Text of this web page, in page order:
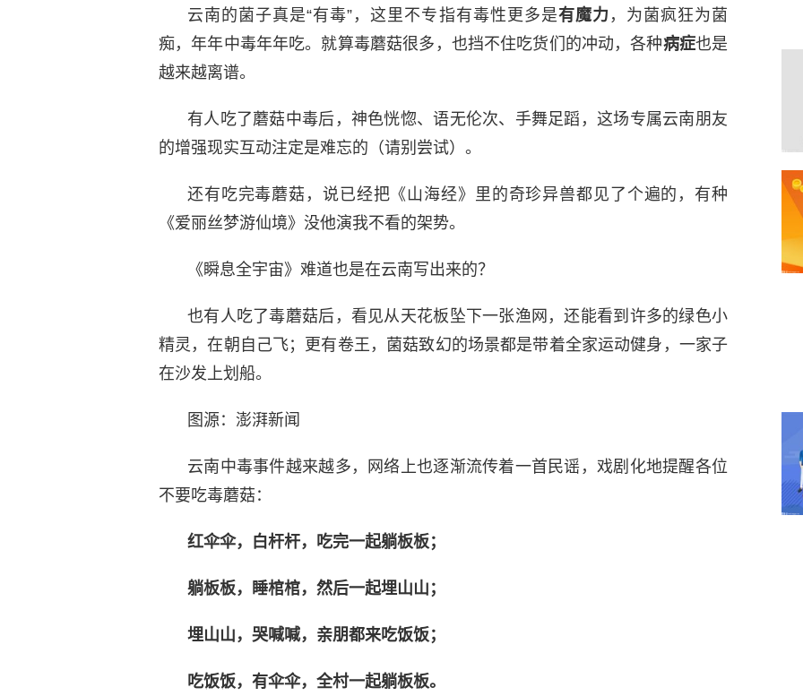
云南的菌子真是“有毒”，这里不专指有毒性更多是有魔力 ，为菌疯狂为菌
痴，年年中毒年年吃。就算毒蘑菇很多，也挡不住吃货们的冲动，各种病症也是
越来越离谱。
有人吃了蘑菇中毒后，神色恍惚、语无伦次、手舞足蹈，这场专属云南朋友
的增强现实互动注定是难忘的（请别尝试）。
还有吃完毒蘑菇，说已经把《山海经》里的奇珍异兽都见了个遍的，有种
《爱丽丝梦游仙境》没他演我不看的架势。
《瞬息全宇宙》难道也是在云南写出来的？
也有人吃了毒蘑菇后，看见从天花板坠下一张渔网，还能看到许多的绿色小
精灵，在朝自己飞；更有卷王，菌菇致幻的场景都是带着全家运动健身，一家子
在沙发上划船。
图源：澎湃新闻
云南中毒事件越来越多，网络上也逐渐流传着一首民谣，戏剧化地提醒各位
不要吃毒蘑菇：
红伞伞，白杆杆，吃完一起躺板板；
躺板板，睡棺棺，然后一起埋山山；
埋山山，哭喊喊，亲朋都来吃饭饭；
吃饭饭，有伞伞，全村一起躺板板。